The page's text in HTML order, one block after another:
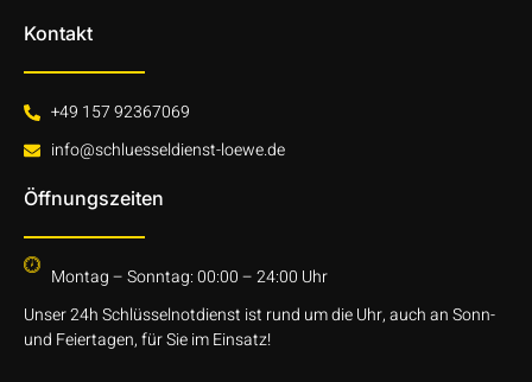
Kontakt
+49 157 92367069
info@schluesseldienst-loewe.de
Öffnungszeiten
Montag – Sonntag: 00:00 – 24:00 Uhr
Unser 24h Schlüsselnotdienst ist rund um die Uhr, auch an Sonn-
und Feiertagen, für Sie im Einsatz!